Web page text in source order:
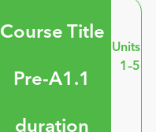
Units
1–5
Course Title
Pre-A1.1